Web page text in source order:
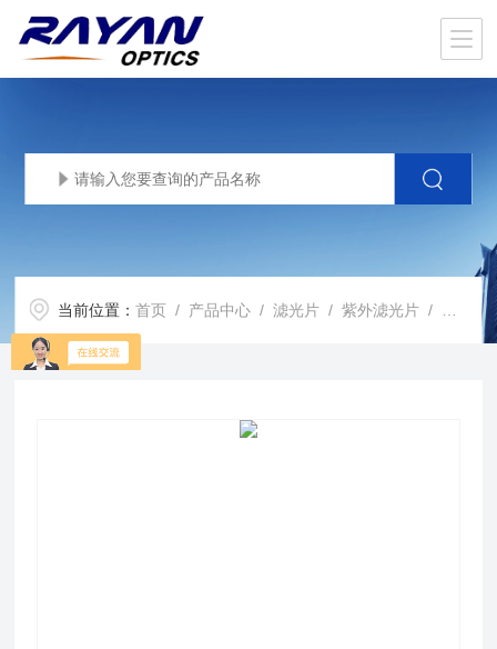
当前位置：首页 / 产品中心 /滤光片 /紫外滤光片 / 紫外滤光片定制